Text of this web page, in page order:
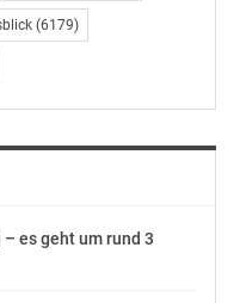
bietet sie einen
in Helmut
Prozess.
des
75 Jahre
(6179)
es geht um rund 3